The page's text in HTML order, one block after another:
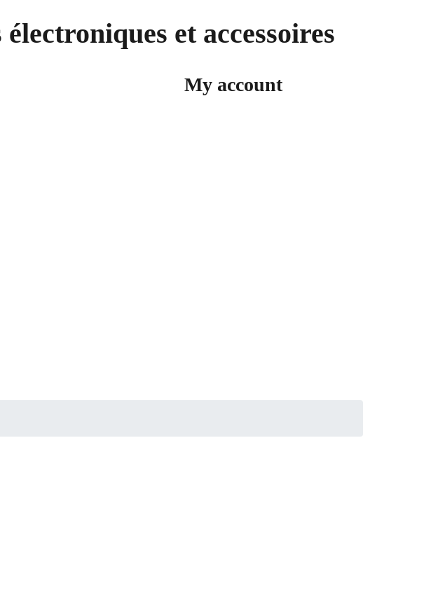
et accessoires
My account